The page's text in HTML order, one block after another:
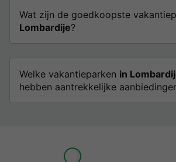
Wat zijn de goedkoopste
Lombardije?
Welke vakantieparken in
hebben aantrekkelijke